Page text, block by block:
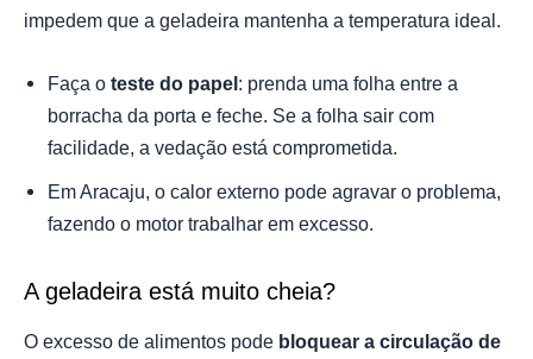
impedem que a geladeira mantenha a temperatura ideal.
Faça o teste do papel: prenda uma folha entre a
borracha da porta e feche. Se a folha sair com
facilidade, a vedação está comprometida.
Em Aracaju, o calor externo pode agravar o problema,
fazendo o motor trabalhar em excesso.
A geladeira está muito cheia?
O excesso de alimentos pode bloquear a circulação de